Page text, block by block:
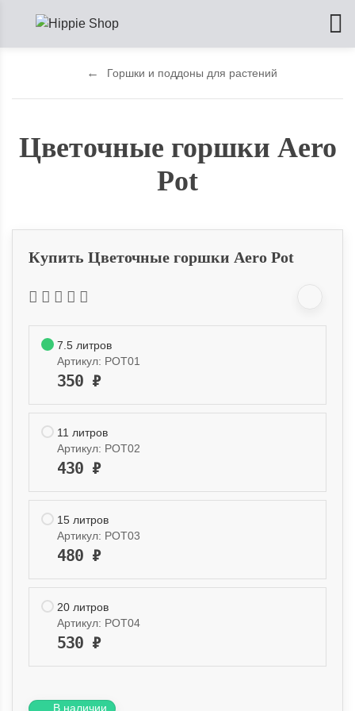
Горшки и поддоны для растений
Цветочные горшки Aero
Pot
Купить Цветочные горшки Aero Pot
7.5 литров
Артикул: POT01
350 ₽
11 литров
Артикул: POT02
430 ₽
15 литров
Артикул: POT03
480 ₽
20 литров
Артикул: POT04
530 ₽
В наличии